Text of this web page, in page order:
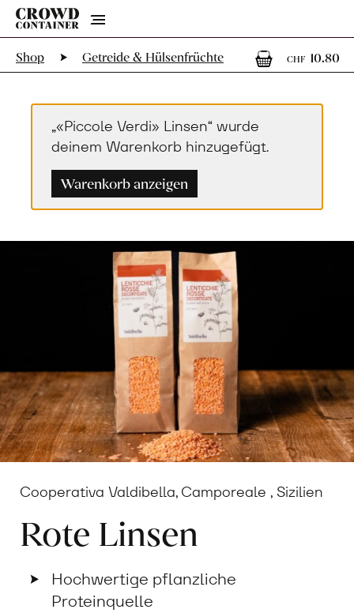
Menu
Shop Getreide & Hülsenfrüchte
CHF 10.801
„«Piccole Verdi» Linsen“ wurde
deinem Warenkorb hinzugefügt.
Warenkorb anzeigen
Cooperativa Valdibella, Camporeale , Sizilien
Rote Linsen
Hochwertige pflanzliche
Proteinquelle